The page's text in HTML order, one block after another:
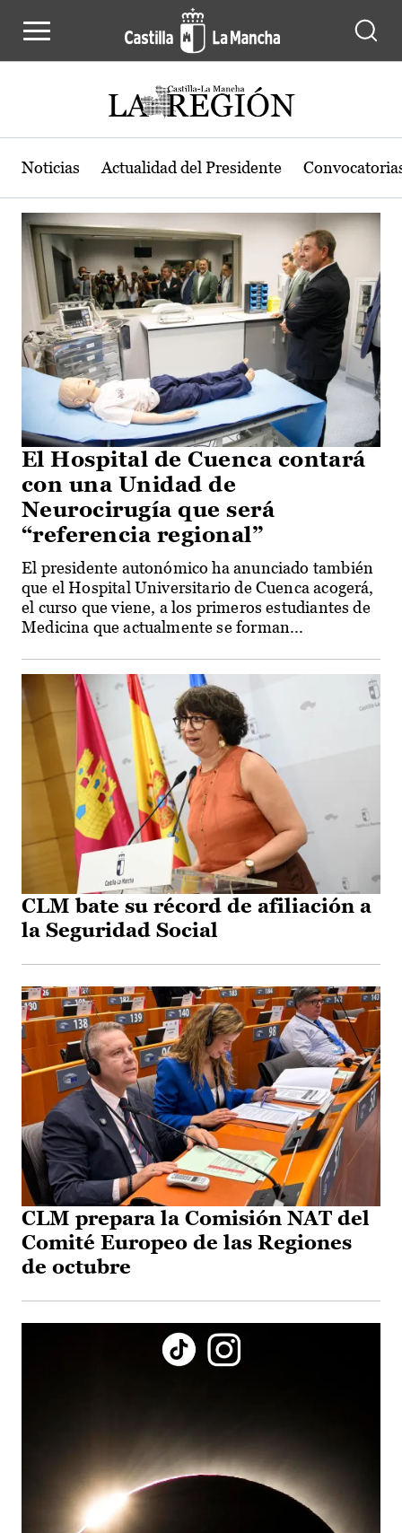
Actualidad de la región de Castilla-
Noticias Actualidad del Presidente
El Hospital de Cuenca contará
con una Unidad de
Neurocirugía que será
“referencia regional”
El presidente autonómico ha anunciado también
que el Hospital Universitario de Cuenca acogerá,
el curso que viene, a los primeros estudiantes de
Medicina que actualmente se forman...
CLM bate su récord de afiliación a
la Seguridad Social
CLM prepara la Comisión NAT del
Comité Europeo de las Regiones
de octubre